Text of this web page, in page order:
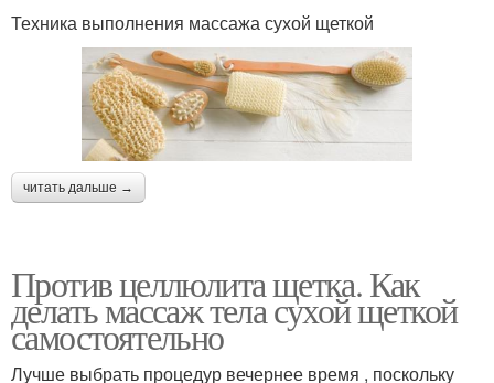
Техника выполнения массажа сухой щеткой
читать дальше →
Против целлюлита щетка. Как
делать массаж тела сухой щеткой
самостоятельно
Лучше выбрать процедур вечернее время , поскольку